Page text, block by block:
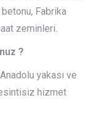
Fabrika
zeminleri.
?
yakası ve
hizmet